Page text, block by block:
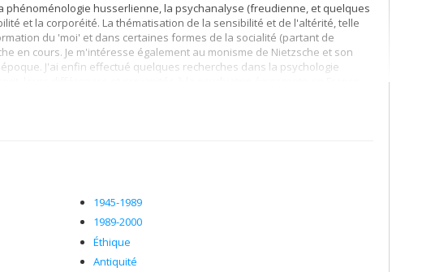
husserlienne, la psychanalyse (freudienne, et quelques
et la corporéité. La thématisation de la sensibilité et de l'altérité, telle
du 'moi' et dans certaines formes de la socialité (partant de
en cours. Je m'intéresse également au monisme de Nietzsche et son
J'ai enfin effectué quelques recherches dans la psychologie
1945-1989
1989-2000
Éthique
Antiquité